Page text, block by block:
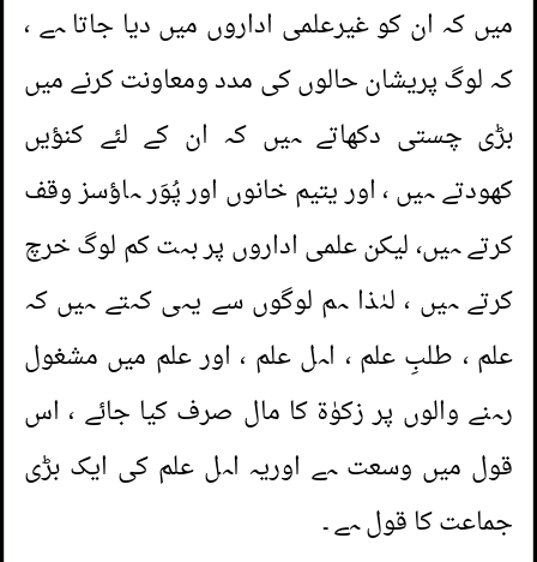
میں کہ ان کو غیرعلمی اداروں میں دیا جاتا ہے ،
کہ لوگ پریشان حالوں کی مدد ومعاونت کرنے میں
بڑی چستی دکھاتے ہیں کہ ان کے لئے کنؤیں
کھودتے ہیں ، اور یتیم خانوں اور پُوَر ہاؤسز وقف
کرتے ہیں، لیکن علمی اداروں پر بہت کم لوگ خرچ
کرتے ہیں ، لہٰذا ہم لوگوں سے یہی کہتے ہیں کہ
علم ، طلبِ علم ، اہل علم ، اور علم میں مشغول
رہنے والوں پر زکوٰۃ کا مال صرف کیا جائے ، اس
قول میں وسعت ہے اوریہ اہل علم کی ایک بڑی
جماعت کا قول ہے ۔
کیا یہ ضرورت سود لینے کو مباح کرتی ہے؟
2. ریزر بلیڈ بیچنے کا حکم
3. کام ختم ہونے سے پہلے آفس سے لوٹنا